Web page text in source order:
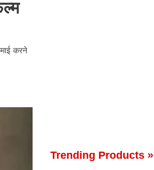
करने
Trending Products »